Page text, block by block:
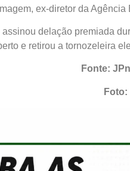
ex-diretor da
delação premiada
e retirou a tornozeleira
Fonte: